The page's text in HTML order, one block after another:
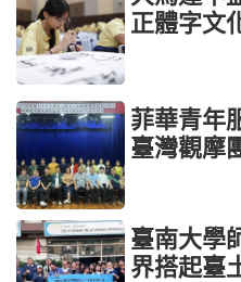
正體字文
菲華青年
臺灣觀摩
臺南大學
界搭起臺